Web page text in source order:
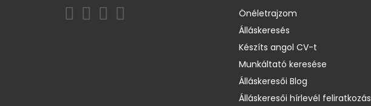
Önéletrajzom
Álláskeresés
Készíts angol CV-t
Munkáltató keresése
Álláskeresői Blog
Álláskeresői hírlevél feliratkozás